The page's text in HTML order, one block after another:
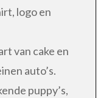
logo en
van cake en
auto’s.
puppy’s,